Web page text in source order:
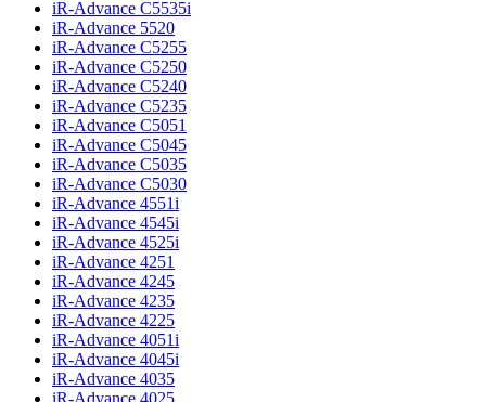
iR-Advance C5535i
iR-Advance 5520
iR-Advance C5255
iR-Advance C5250
iR-Advance C5240
iR-Advance C5235
iR-Advance C5051
iR-Advance C5045
iR-Advance C5035
iR-Advance C5030
iR-Advance 4551i
iR-Advance 4545i
iR-Advance 4525i
iR-Advance 4251
iR-Advance 4245
iR-Advance 4235
iR-Advance 4225
iR-Advance 4051i
iR-Advance 4045i
iR-Advance 4035
iR-Advance 4025